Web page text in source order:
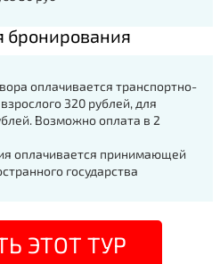
бронирования
оплачивается транспортно-
320 рублей, для
Возможно оплата в 2
оплачивается принимающей
государства
ЭТОТ ТУР